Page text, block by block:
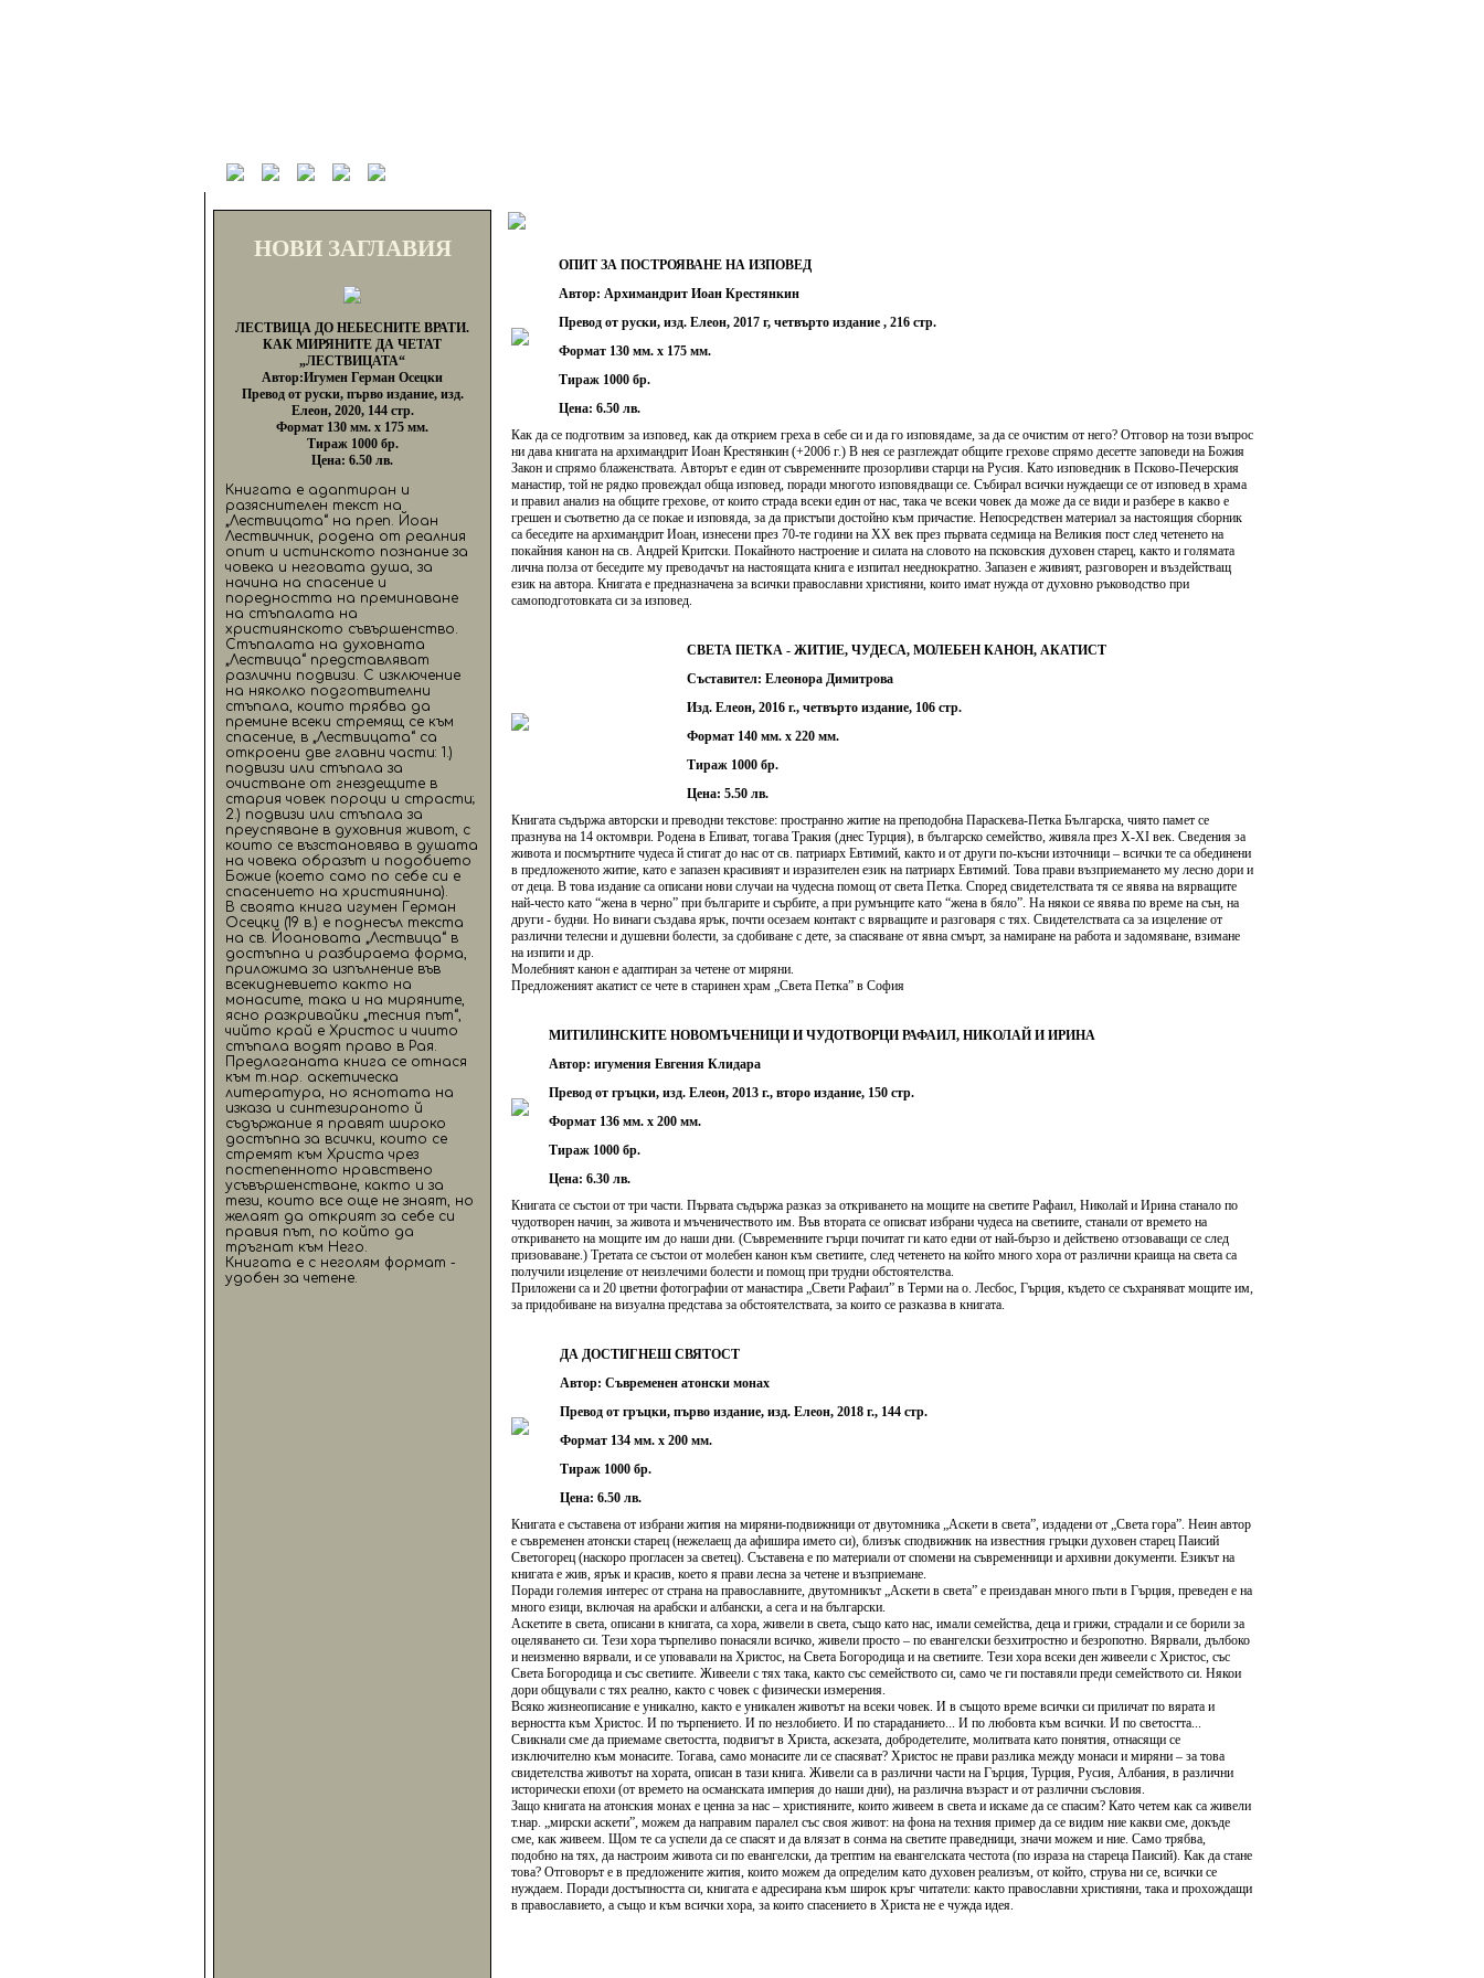
НОВИ ЗАГЛАВИЯ
ЛЕСТВИЦА ДО НЕБЕСНИТЕ ВРАТИ.
КАК МИРЯНИТЕ ДА ЧЕТАТ
„ЛЕСТВИЦАТА“
Автор:Игумен Герман Осецки
Превод от руски, първо издание, изд.
Елеон, 2020, 144 стр.
Формат 130 мм. х 175 мм.
Тираж 1000 бр.
Цена: 6.50 лв.
Книгата е адаптиран и
разяснителен текст на
„Лествицата“ на преп. Йоан
Лествичник, родена от реалния
опит и истинското познание за
човека и неговата душа, за
начина на спасение и
поредността на преминаване
на стъпалата на
християнското съвършенство.
Стъпалата на духовната
„Лествица“ представляват
различни подвизи. С изключение
на няколко подготвителни
стъпала, които трябва да
премине всеки стремящ се към
спасение, в „Лествицата“ са
откроени две главни части: 1.)
подвизи или стъпала за
очистване от гнездещите в
стария човек пороци и страсти;
2.) подвизи или стъпала за
преуспяване в духовния живот, с
които се възстановява в душата
на човека образът и подобието
Божие (което само по себе си е
спасението на християнина).
В своята книга игумен Герман
Осецки (19 в.) е поднесъл текста
на св. Йоановата „Лествица“ в
достъпна и разбираема форма,
приложима за изпълнение във
всекидневието както на
монасите, така и на миряните,
ясно разкривайки „тесния път“,
чийто край е Христос и чиито
стъпала водят право в Рая.
Предлаганата книга се отнася
към т.нар. аскетическа
литература, но яснотата на
изказа и синтезираното й
съдържание я правят широко
достъпна за всички, които се
стремят към Христа чрез
постепенното нравствено
усъвършенстване, както и за
тези, които все още не знаят, но
желаят да открият за себе си
правия път, по който да
тръгнат към Него.
Книгата е с неголям формат -
удобен за четене.
ОПИТ ЗА ПОСТРОЯВАНЕ НА ИЗПОВЕД
Автор: Архимандрит Иоан Крестянкин
Превод от руски, изд. Елеон, 2017 г, четвърто издание , 216 стр.
Формат 130 мм. х 175 мм.
Тираж 1000 бр.
Цена: 6.50 лв.
Как да се подготвим за изповед, как да открием греха в себе си и да го изповядаме, за да се очистим от него? Отговор на този въпрос
ни дава книгата на архимандрит Иоан Крестянкин (+2006 г.) В нея се разглеждат общите грехове спрямо десетте заповеди на Божия
Закон и спрямо блаженствата. Авторът е един от съвременните прозорливи старци на Русия. Като изповедник в Псково-Печерския
манастир, той не рядко провеждал обща изповед, поради многото изповядващи се. Събирал всички нуждаещи се от изповед в храма
и правил анализ на общите грехове, от които страда всеки един от нас, така че всеки човек да може да се види и разбере в какво е
грешен и съответно да се покае и изповяда, за да пристъпи достойно към причастие. Непосредствен материал за настоящия сборник
са беседите на архимандрит Иоан, изнесени през 70-те години на ХХ век през първата седмица на Великия пост след четенето на
покайния канон на св. Андрей Критски. Покайното настроение и силата на словото на псковския духовен старец, както и голямата
лична полза от беседите му преводачът на настоящата книга е изпитал нееднократно. Запазен е живият, разговорен и въздействащ
език на автора. Книгата е предназначена за всички православни християни, които имат нужда от духовно ръководство при
самоподготовката си за изповед.
СВЕТА ПЕТКА - ЖИТИЕ, ЧУДЕСА, МОЛЕБЕН КАНОН, АКАТИСТ
Съставител: Елеонора Димитрова
Изд. Елеон, 2016 г., четвърто издание, 106 стр.
Формат 140 мм. х 220 мм.
Тираж 1000 бр.
Цена: 5.50 лв.
Книгата съдържа авторски и преводни текстове: пространно житие на преподобна Параскева-Петка Българска, чиято памет се
празнува на 14 октомври. Родена в Епиват, тогава Тракия (днес Турция), в българско семейство, живяла през X-XI век. Сведения за
живота и посмъртните чудеса й стигат до нас от св. патриарх Евтимий, както и от други по-късни източници – всички те са обединени
в предложеното житие, като е запазен красивият и изразителен език на патриарх Евтимий. Това прави възприемането му лесно дори и
от деца. В това издание са описани нови случаи на чудесна помощ от света Петка. Според свидетелствата тя се явява на вярващите
най-често като “жена в черно” при българите и сърбите, а при румънците като “жена в бяло”. На някои се явява по време на сън, на
други - будни. Но винаги създава ярък, почти осезаем контакт с вярващите и разговаря с тях. Свидетелствата са за изцеление от
различни телесни и душевни болести, за сдобиване с дете, за спасяване от явна смърт, за намиране на работа и задомяване, взимане
на изпити и др.
Молебният канон е адаптиран за четене от миряни.
Предложеният акатист се чете в старинен храм „Света Петка” в София
МИТИЛИНСКИТЕ НОВОМЪЧЕНИЦИ И ЧУДОТВОРЦИ РАФАИЛ, НИКОЛАЙ И ИРИНА
Автор: игумения Евгения Клидара
Превод от гръцки, изд. Елеон, 2013 г., второ издание, 150 стр.
Формат 136 мм. х 200 мм.
Тираж 1000 бр.
Цена: 6.30 лв.
Книгата се състои от три части. Първата съдържа разказ за откриването на мощите на светите Рафаил, Николай и Ирина станало по
чудотворен начин, за живота и мъченичеството им. Във втората се описват избрани чудеса на светиите, станали от времето на
откриването на мощите им до наши дни. (Съвременните гърци почитат ги като едни от най-бързо и действено отзоваващи се след
призоваване.) Третата се състои от молебен канон към светиите, след четенето на който много хора от различни краища на света са
получили изцеление от неизлечими болести и помощ при трудни обстоятелства.
Приложени са и 20 цветни фотографии от манастира „Свети Рафаил” в Терми на о. Лесбос, Гърция, където се съхраняват мощите им,
за придобиване на визуална представа за обстоятелствата, за които се разказва в книгата.
ДА ДОСТИГНЕШ СВЯТОСТ
Автор: Съвременен атонски монах
Превод от гръцки, първо издание, изд. Елеон, 2018 г., 144 стр.
Формат 134 мм. х 200 мм.
Тираж 1000 бр.
Цена: 6.50 лв.
Книгата е съставена от избрани жития на миряни-подвижници от двутомника „Аскети в света”, издадени от „Света гора”. Неин автор
е съвременен атонски старец (нежелаещ да афишира името си), близък сподвижник на известния гръцки духовен старец Паисий
Светогорец (наскоро прогласен за светец). Съставена е по материали от спомени на съвременници и архивни документи. Езикът на
книгата е жив, ярък и красив, което я прави лесна за четене и възприемане.
Поради големия интерес от страна на православните, двутомникът „Аскети в света” е преиздаван много пъти в Гърция, преведен е на
много езици, включая на арабски и албански, а сега и на български.
Аскетите в света, описани в книгата, са хора, живели в света, също като нас, имали семейства, деца и грижи, страдали и се борили за
оцеляването си. Тези хора търпеливо понасяли всичко, живели просто – по евангелски безхитростно и безропотно. Вярвали, дълбоко
и неизменно вярвали, и се уповавали на Христос, на Света Богородица и на светиите. Тези хора всеки ден живеели с Христос, със
Света Богородица и със светиите. Живеели с тях така, както със семейството си, само че ги поставяли преди семейството си. Някои
дори общували с тях реално, както с човек с физически измерения.
Всяко жизнеописание е уникално, както е уникален животът на всеки човек. И в същото време всички си приличат по вярата и
верността към Христос. И по търпението. И по незлобието. И по стараданието... И по любовта към всички. И по светостта...
Свикнали сме да приемаме светостта, подвигът в Христа, аскезата, добродетелите, молитвата като понятия, отнасящи се
изключително към монасите. Тогава, само монасите ли се спасяват? Христос не прави разлика между монаси и миряни – за това
свидетелства животът на хората, описан в тази книга. Живели са в различни части на Гърция, Турция, Русия, Албания, в различни
исторически епохи (от времето на османската империя до наши дни), на различна възраст и от различни съсловия.
Защо книгата на атонския монах е ценна за нас – християните, които живеем в света и искаме да се спасим? Като четем как са живели
т.нар. „мирски аскети”, можем да направим паралел със своя живот: на фона на техния пример да се видим ние какви сме, докъде
сме, как живеем. Щом те са успели да се спасят и да влязат в сонма на светите праведници, значи можем и ние. Само трябва,
подобно на тях, да настроим живота си по евангелски, да трептим на евангелската честота (по израза на стареца Паисий). Как да стане
това? Отговорът е в предложените жития, които можем да определим като духовен реализъм, от който, струва ни се, всички се
нуждаем. Поради достъпността си, книгата е адресирана към широк кръг читатели: както православни християни, така и прохождащи
в православието, а също и към всички хора, за които спасението в Христа не е чужда идея.